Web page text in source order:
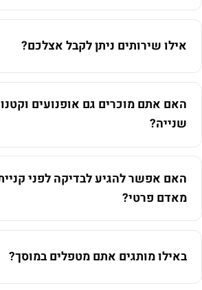
אילו שירותים ניתן לקבל אצלכם?
האם אתם מוכרים גם אופנועים
שנייה?
האם אפשר להגיע לבדיקה לפני
מאדם פרטי?
באילו מותגים אתם מטפלים במוסך?